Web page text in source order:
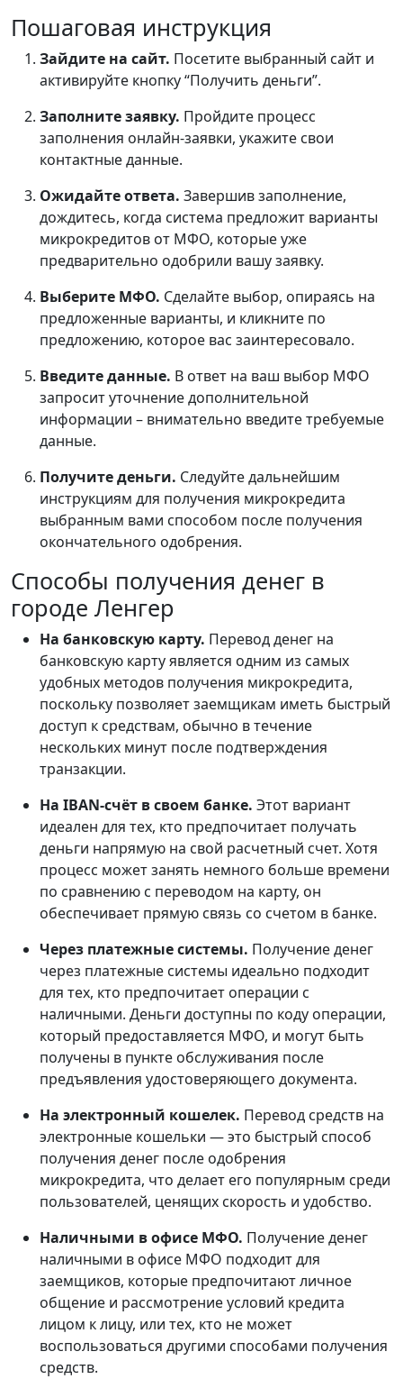
Пошаговая инструкция
Зайдите на сайт. Посетите выбранный сайт и
активируйте кнопку “Получить деньги”.
Заполните заявку. Пройдите процесс
заполнения онлайн-заявки, укажите свои
контактные данные.
Ожидайте ответа. Завершив заполнение,
дождитесь, когда система предложит варианты
микрокредитов от МФО, которые уже
предварительно одобрили вашу заявку.
Выберите МФО. Сделайте выбор, опираясь на
предложенные варианты, и кликните по
предложению, которое вас заинтересовало.
Введите данные. В ответ на ваш выбор МФО
запросит уточнение дополнительной
информации – внимательно введите требуемые
данные.
Получите деньги. Следуйте дальнейшим
инструкциям для получения микрокредита
выбранным вами способом после получения
окончательного одобрения.
Способы получения денег в
городе Ленгер
На банковскую карту. Перевод денег на
банковскую карту является одним из самых
удобных методов получения микрокредита,
поскольку позволяет заемщикам иметь быстрый
доступ к средствам, обычно в течение
нескольких минут после подтверждения
транзакции.
На IBAN-счёт в своем банке. Этот вариант
идеален для тех, кто предпочитает получать
деньги напрямую на свой расчетный счет. Хотя
процесс может занять немного больше времени
по сравнению с переводом на карту, он
обеспечивает прямую связь со счетом в банке.
Через платежные системы. Получение денег
через платежные системы идеально подходит
для тех, кто предпочитает операции с
наличными. Деньги доступны по коду операции,
который предоставляется МФО, и могут быть
получены в пункте обслуживания после
предъявления удостоверяющего документа.
На электронный кошелек. Перевод средств на
электронные кошельки — это быстрый способ
получения денег после одобрения
микрокредита, что делает его популярным среди
пользователей, ценящих скорость и удобство.
Наличными в офисе МФО. Получение денег
наличными в офисе МФО подходит для
заемщиков, которые предпочитают личное
общение и рассмотрение условий кредита
лицом к лицу, или тех, кто не может
воспользоваться другими способами получения
средств.